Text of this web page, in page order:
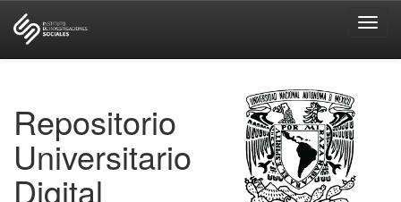
Repositorio
Universitario
Digital